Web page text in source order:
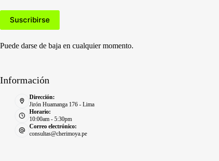
Puede darse de baja en cualquier momento.
Información
Dirección:
Jirón Huamanga 176 - Lima
Horario:
10:00am - 5:30pm
Correo electrónico:
consultas@cherimoya.pe